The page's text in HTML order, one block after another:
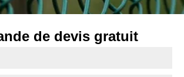
de devis gratuit